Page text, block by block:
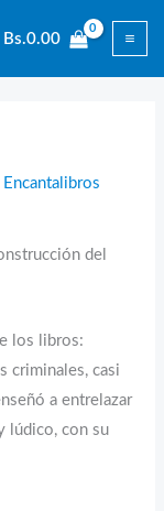
Bs.0.00
Encantalibros
del
los libros:
criminales, casi
a entrelazar
lúdico, con su